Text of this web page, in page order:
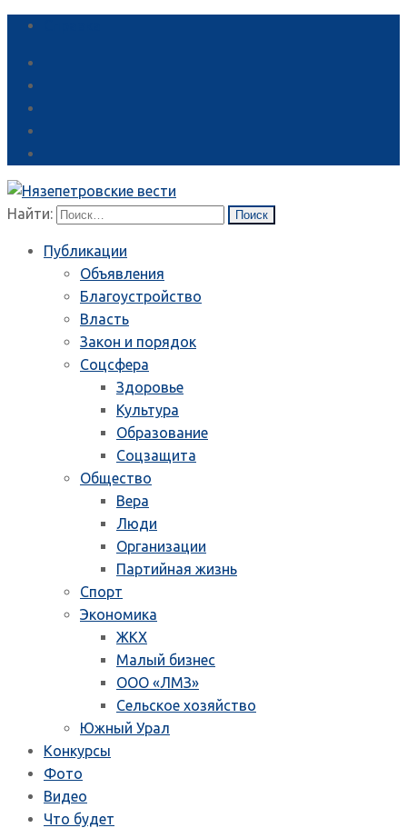
Найти:
Публикации
Объявления
Благоустройство
Власть
Закон и порядок
Соцсфера
Здоровье
Культура
Образование
Соцзащита
Общество
Вера
Люди
Организации
Партийная жизнь
Спорт
Экономика
ЖКХ
Малый бизнес
ООО «ЛМЗ»
Сельское хозяйство
Южный Урал
Конкурсы
Фото
Видео
Что будет